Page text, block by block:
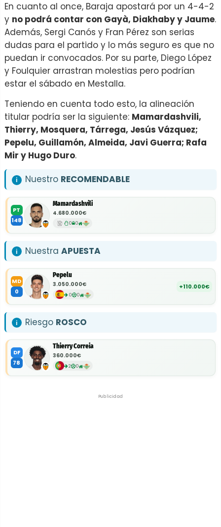
En cuanto al once, Baraja apostará por un 4-4-2
y no podrá contar con Gayà, Diakhaby y Jaume.
Además, Sergi Canós y Fran Pérez son serias
dudas para el partido y lo más seguro es que no
puedan ir convocados. Por su parte, Diego López
y Foulquier arrastran molestias pero podrían
estar el sábado en Mestalla.
Teniendo en cuenta todo esto, la alineación
titular podría ser la siguiente: Mamardashvili,
Thierry, Mosquera, Tárrega, Jesús Vázquez;
Pepelu, Guillamón, Almeida, Javi Guerra; Rafa
Mir y Hugo Duro.
Nuestro RECOMENDABLE
PT
148
Mamardashvili
4.680.000€
0 0
Nuestra APUESTA
MD
0
Pepelu
3.050.000€
0 0
+110.000€
Riesgo ROSCO
DF
78
Thierry Correia
360.000€
2 0
Publicidad